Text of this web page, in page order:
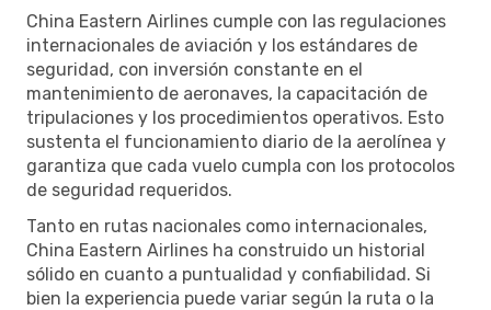
China Eastern Airlines cumple con las regulaciones
internacionales de aviación y los estándares de
seguridad, con inversión constante en el
mantenimiento de aeronaves, la capacitación de
tripulaciones y los procedimientos operativos. Esto
sustenta el funcionamiento diario de la aerolínea y
garantiza que cada vuelo cumpla con los protocolos
de seguridad requeridos.
Tanto en rutas nacionales como internacionales,
China Eastern Airlines ha construido un historial
sólido en cuanto a puntualidad y confiabilidad. Si
bien la experiencia puede variar según la ruta o la